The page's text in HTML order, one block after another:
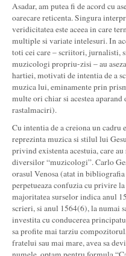
Asadar, am putea fi de acord cu
oarecare reticenta. Singura
veridicitatea este aceea in care
multiple si variate intelesuri. In
toti cei care – scriitori, jurnalisti,
muzicologi propriu-zisi – au
hartiei, motivati de intentia de a
muzica lui, eminamente prin
multe ori chiar si acestea
rastalmaciri).
Cu intentia de a creiona un cadru
reprezinta muzica si stilul lui
privind existenta acestuia, care
diversilor “muzicologi”. Carlo
orasul Venosa (atat in
perpetueaza confuzia cu privire
majoritatea surselor indica anul
scrieri, si anul 1564(6), la numai
investita cu conducerea
sa profite mai tarziu
fratelui sau mai mare, avea sa